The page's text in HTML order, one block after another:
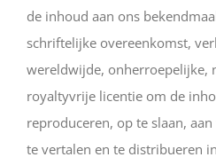
de inhoud aan ons
schriftelijke overeenkomst,
wereldwijde, onherroepelijke,
royaltyvrije licentie om de
reproduceren, op te slaan,
te vertalen en te distribueren